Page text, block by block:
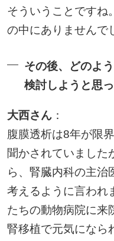
そういうことですね
の中にありませんで
その後、どのよ
検討しようと思っ
大西さん：
腹膜透析は8年が限
聞かされていました
ら、腎臓内科の主治
考えるように言われ
たちの動物病院に来
腎移植で元気になら